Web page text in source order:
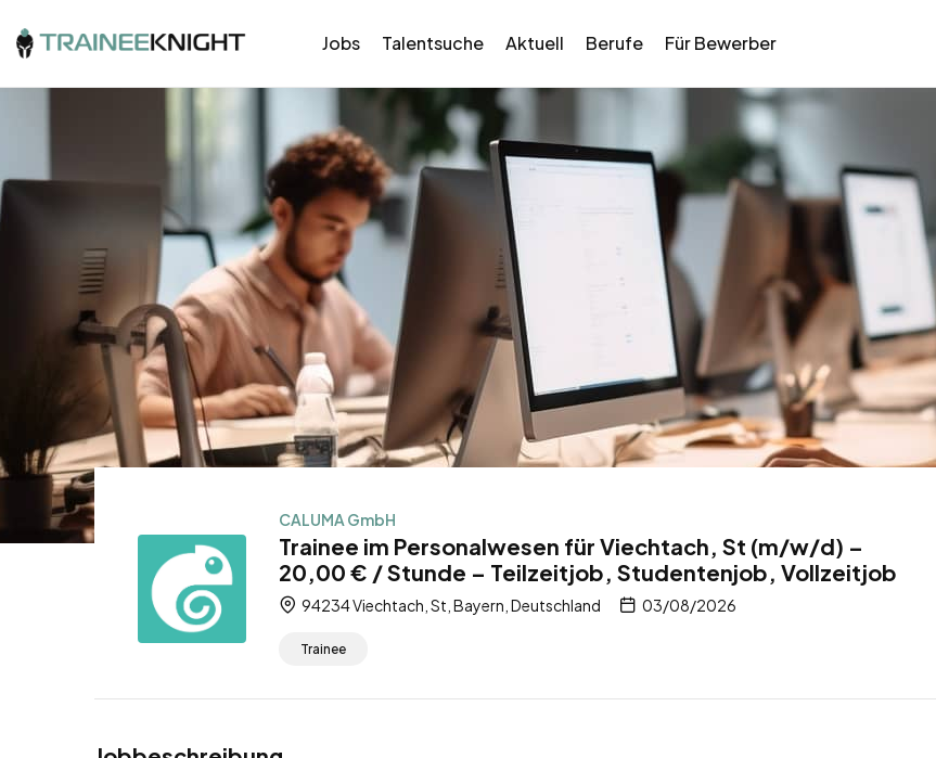
Jobs Talentsuche Aktuell Berufe Für Bewerber
CALUMA GmbH
Trainee im Personalwesen für Viechtach, St (m/w/d) –
20,00 € / Stunde – Teilzeitjob, Studentenjob, Vollzeitjob
94234 Viechtach, St, Bayern, Deutschland 03/08/2026
Trainee